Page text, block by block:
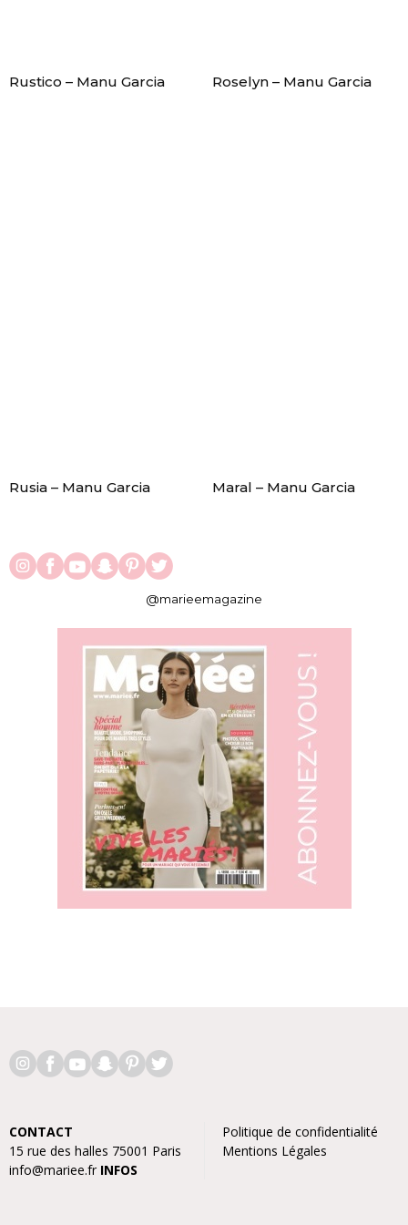
Rustico – Manu Garcia Roselyn – Manu Garcia
Rusia – Manu Garcia Maral – Manu Garcia
@marieemagazine
CONTACT
15 rue des halles 75001 Paris
info@mariee.fr INFOS
Politique de confidentialité
Mentions Légales